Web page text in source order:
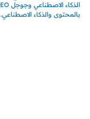
بالمحتوى والذكاء الاصطناعي.